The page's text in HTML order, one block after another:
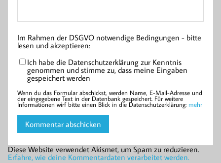
Im Rahmen der DSGVO notwendige Bedingungen - bitte
lesen und akzeptieren:
Ich habe die Datenschutzerklärung zur Kenntnis
genommen und stimme zu, dass meine Eingaben
gespeichert werden
Wenn du das Formular abschickst, werden Name, E-Mail-Adresse und
der eingegebene Text in der Datenbank gespeichert. Für weitere
Informationen wirf bitte einen Blick in die Datenschutzerklärung: mehr
Diese Website verwendet Akismet, um Spam zu reduzieren.
Erfahre, wie deine Kommentardaten verarbeitet werden.